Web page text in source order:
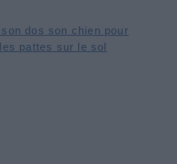
dos son chien pour
pattes sur le sol